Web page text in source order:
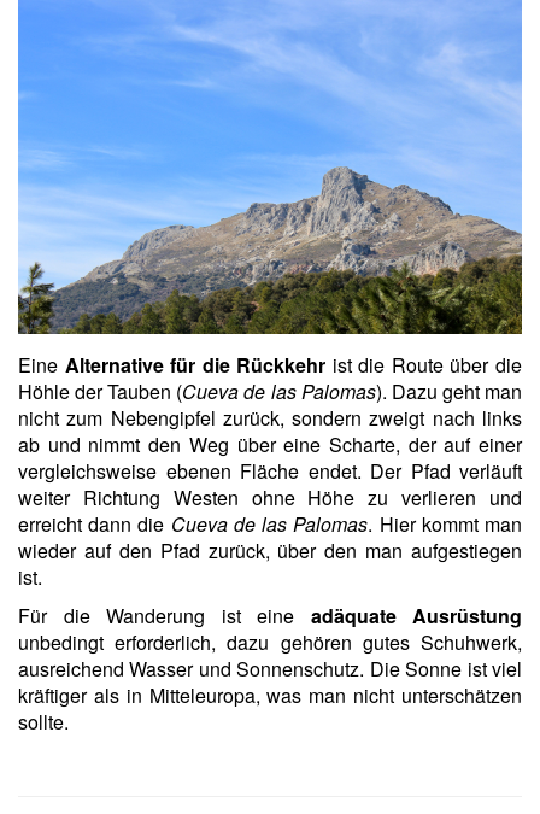
Eine Alternative für die Rückkehr ist die Route über die
Höhle der Tauben (Cueva de las Palomas). Dazu geht man
nicht zum Nebengipfel zurück, sondern zweigt nach links
ab und nimmt den Weg über eine Scharte, der auf einer
vergleichsweise ebenen Fläche endet. Der Pfad verläuft
weiter Richtung Westen ohne Höhe zu verlieren und
erreicht dann die Cueva de las Palomas. Hier kommt man
wieder auf den Pfad zurück, über den man aufgestiegen
ist.
Für die Wanderung ist eine adäquate Ausrüstung
unbedingt erforderlich, dazu gehören gutes Schuhwerk,
ausreichend Wasser und Sonnenschutz. Die Sonne ist viel
kräftiger als in Mitteleuropa, was man nicht unterschätzen
sollte.